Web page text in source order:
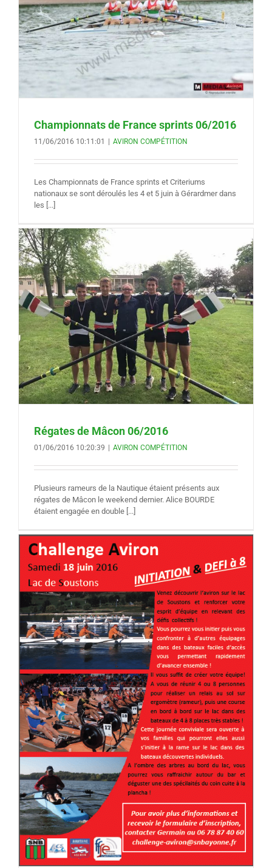
Championnats de France sprints 06/2016
11/06/2016 10:11:01 AVIRON COMPÉTITION
Les Championnats de France sprints et Criteriums
nationaux se sont déroulés les 4 et 5 juin à Gérardmer dans
les [...]
Régates de Mâcon 06/2016
01/06/2016 10:20:39 AVIRON COMPÉTITION
Plusieurs rameurs de la Nautique étaient présents aux
régates de Mâcon le weekend dernier. Alice BOURDE
étaient engagée en double [...]